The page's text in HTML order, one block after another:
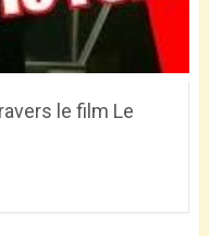
le film Le